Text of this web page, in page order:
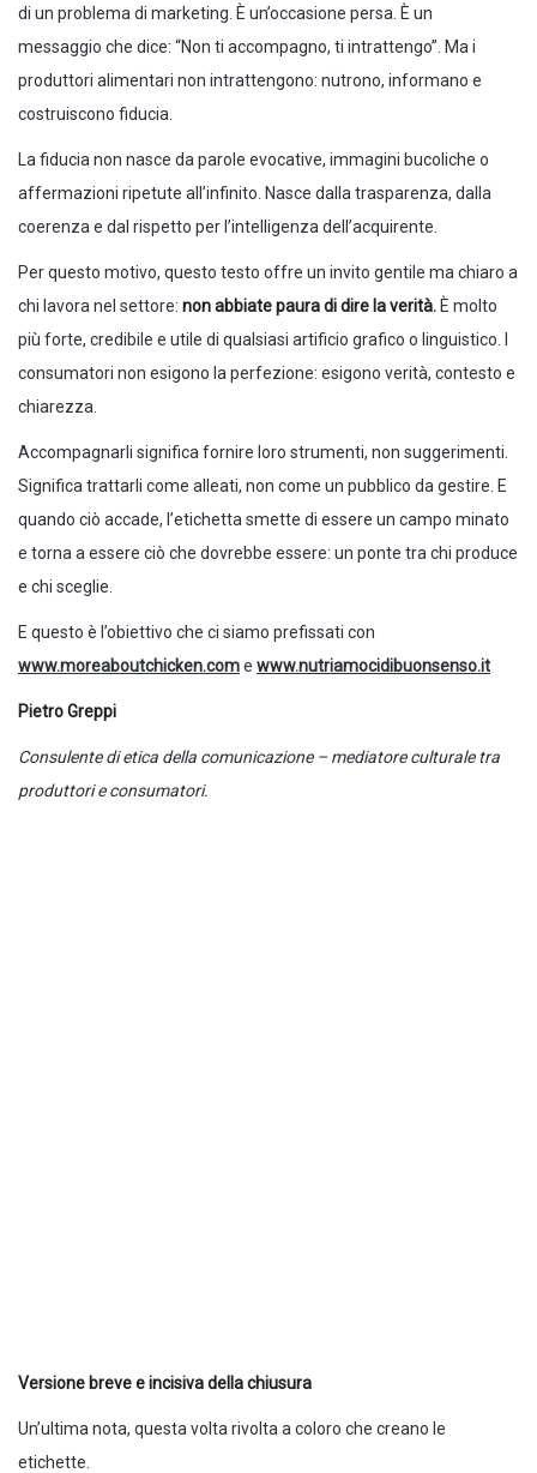
di un problema di marketing. È un’occasione persa. È un
messaggio che dice: “Non ti accompagno, ti intrattengo”. Ma i
produttori alimentari non intrattengono: nutrono, informano e
costruiscono fiducia.
La fiducia non nasce da parole evocative, immagini bucoliche o
affermazioni ripetute all’infinito. Nasce dalla trasparenza, dalla
coerenza e dal rispetto per l’intelligenza dell’acquirente.
Per questo motivo, questo testo offre un invito gentile ma chiaro a
chi lavora nel settore: non abbiate paura di dire la verità.È molto
più forte, credibile e utile di qualsiasi artificio grafico o linguistico. I
consumatori non esigono la perfezione: esigono verità, contesto e
chiarezza.
Accompagnarli significa fornire loro strumenti, non suggerimenti.
Significa trattarli come alleati, non come un pubblico da gestire. E
quando ciò accade, l’etichetta smette di essere un campo minato
e torna a essere ciò che dovrebbe essere: un ponte tra chi produce
e chi sceglie.
E questo è l’obiettivo che ci siamo prefissati con
www.moreaboutchicken.come www.nutriamocidibuonsenso.it
Pietro Greppi
Consulente di etica della comunicazione – mediatore culturale tra
produttori e consumatori.
Versione breve e incisiva della chiusura
Un’ultima nota, questa volta rivolta a coloro che creano le
etichette.